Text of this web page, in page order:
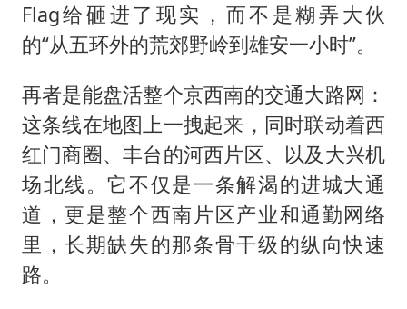
Flag给砸进了现实，而不是糊弄大伙
的“从五环外的荒郊野岭到雄安一小时”。
再者是能盘活整个京西南的交通大路网：
这条线在地图上一拽起来，同时联动着西
红门商圈、丰台的河西片区、以及大兴机
场北线。它不仅是一条解渴的进城大通
道，更是整个西南片区产业和通勤网络
里，长期缺失的那条骨干级的纵向快速
路。